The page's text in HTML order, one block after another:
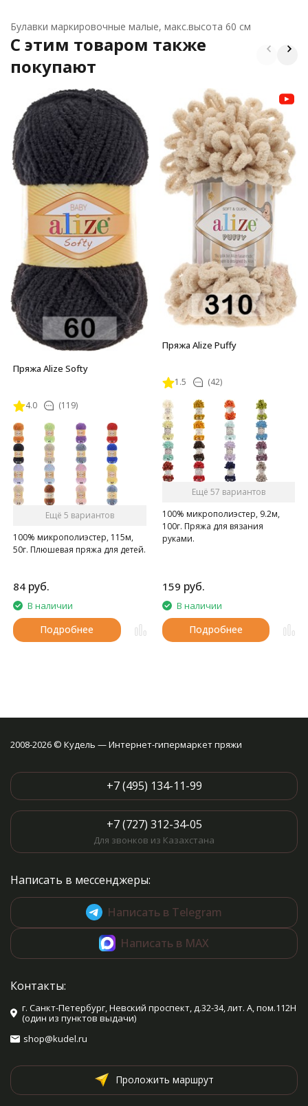
Булавки маркировочные малые, макс.высота 60 см
C этим товаром также
покупают
Пряжа Alize Softy
4.0 (119)
Ещё 5 вариантов
100% микрополиэстер, 115м,
50г. Плюшевая пряжа для детей.
84 руб.
В наличии
Подробнее
Пряжа Alize Puffy
1.5 (42)
Ещё 57 вариантов
100% микрополиэстер, 9.2м,
100г. Пряжа для вязания
руками.
159 руб.
В наличии
Подробнее
2008-2026 © Кудель — Интернет-гипермаркет пряжи
+7 (495) 134-11-99
+7 (727) 312-34-05
Для звонков из Казахстана
Написать в мессенджеры:
Написать в Telegram
Написать в MAX
Контакты:
г. Санкт-Петербург, Невский проспект, д.32-34, лит. А, пом.112Н
(один из пунктов выдачи)
shop@kudel.ru
Проложить маршрут